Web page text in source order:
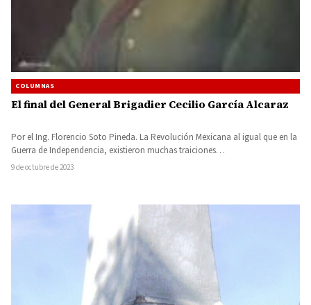
COLUMNAS
El final del General Brigadier Cecilio García Alcaraz
Por el Ing. Florencio Soto Pineda. La Revolución Mexicana al igual que en la
Guerra de Independencia, existieron muchas traiciones…
9 de octubre de 2023